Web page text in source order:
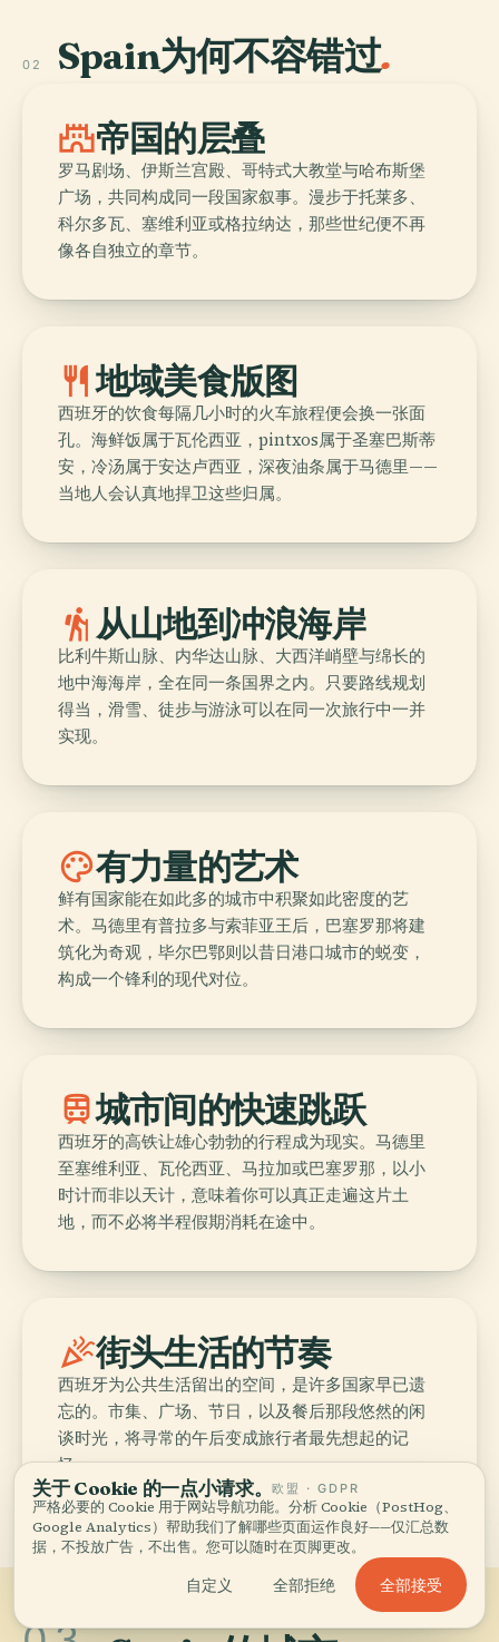
02 Spain为何不容错过.
castle帝国的层叠
罗马剧场、伊斯兰宫殿、哥特式大教堂与哈布斯堡
广场，共同构成同一段国家叙事。漫步于托莱多、
科尔多瓦、塞维利亚或格拉纳达，那些世纪便不再
像各自独立的章节。
restaurant地域美食版图
西班牙的饮食每隔几小时的火车旅程便会换一张面
孔。海鲜饭属于瓦伦西亚，pintxos属于圣塞巴斯蒂
安，冷汤属于安达卢西亚，深夜油条属于马德里——
当地人会认真地捍卫这些归属。
hiking 从山地到冲浪海岸
比利牛斯山脉、内华达山脉、大西洋峭壁与绵长的
地中海海岸，全在同一条国界之内。只要路线规划
得当，滑雪、徒步与游泳可以在同一次旅行中一并
实现。
palette有力量的艺术
鲜有国家能在如此多的城市中积聚如此密度的艺
术。马德里有普拉多与索菲亚王后，巴塞罗那将建
筑化为奇观，毕尔巴鄂则以昔日港口城市的蜕变，
构成一个锋利的现代对位。
train城市间的快速跳跃
西班牙的高铁让雄心勃勃的行程成为现实。马德里
至塞维利亚、瓦伦西亚、马拉加或巴塞罗那，以小
时计而非以天计，意味着你可以真正走遍这片土
地，而不必将半程假期消耗在途中。
celebration街头生活的节奏
西班牙为公共生活留出的空间，是许多国家早已遗
忘的。市集、广场、节日，以及餐后那段悠然的闲
谈时光，将寻常的午后变成旅行者最先想起的记
忆。
关于 Cookie 的一点小请求。欧盟 · GDPR
严格必要的 Cookie 用于网站导航功能。分析 Cookie（PostHog、
Google Analytics）帮助我们了解哪些页面运作良好——仅汇总数
据，不投放广告，不出售。您可以随时在页脚更改。
自定义 全部拒绝 全部接受